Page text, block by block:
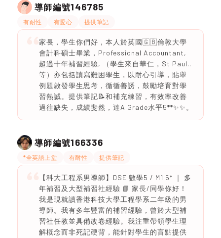
導師編號146785
有耐性 有愛心 提供筆記
家長，學生你們好，本人於英國🇬🇧倫敦大學
會計科碩士畢業，Professional Accountant,
超過十年補習經驗, （學生來自華仁，St Paul..
等）亦包括讀寫難困學生，以耐心引導，貼舉
例題啟發學生思考，循循善誘，鼓勵培育對學
習熱誠。提供筆記📝和補充練習，有效率改善
過往缺失，成績斐然，達A Grade水平5**✨✨。
導師編號166336
*全英語上堂 有耐性 提供筆記
【科大工程系男導師】DSE 數學5 / M1 5* ｜ 多
年補習及大型補習社經驗 📘 家長/同學你好！
我是現就讀香港科技大學工程學系二年級的男
導師。我有多年豐富的補習經驗，曾於大型補
習社任教並具備改卷經驗。我注重帶領學生理
解概念而非死記硬背，能針對學生的盲點提供